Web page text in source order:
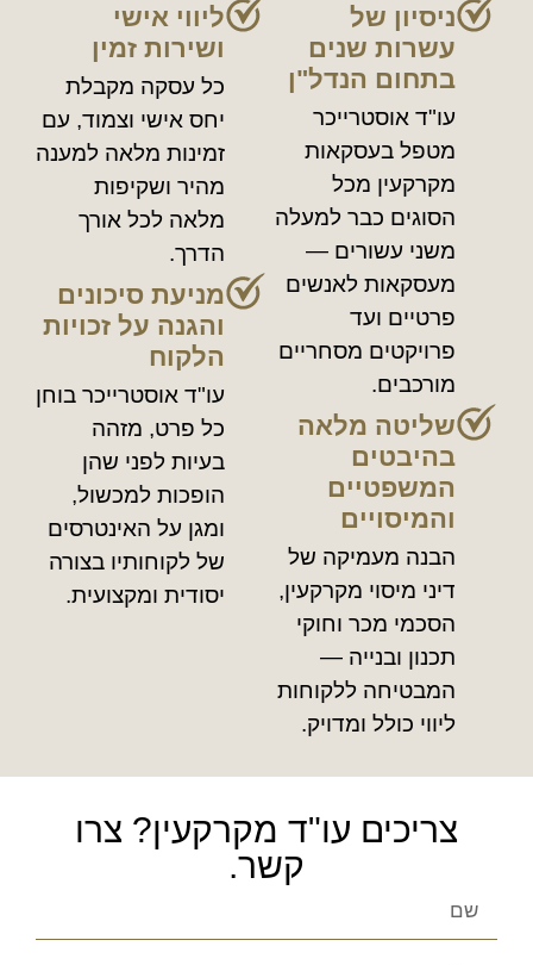
ניסיון של
עשרות שנים
בתחום הנדל"ן
עו"ד אוסטרייכר
מטפל בעסקאות
מקרקעין מכל
הסוגים כבר למעלה
משני עשורים —
מעסקאות לאנשים
פרטיים ועד
פרויקטים מסחריים
מורכבים.
שליטה מלאה
בהיבטים
המשפטיים
והמיסויים
הבנה מעמיקה של
דיני מיסוי מקרקעין,
הסכמי מכר וחוקי
תכנון ובנייה —
המבטיחה ללקוחות
ליווי כולל ומדויק.
ליווי אישי
ושירות זמין
כל עסקה מקבלת
יחס אישי וצמוד, עם
זמינות מלאה למענה
מהיר ושקיפות
מלאה לכל אורך
הדרך.
מניעת סיכונים
והגנה על זכויות
הלקוח
עו"ד אוסטרייכר בוחן
כל פרט, מזהה
בעיות לפני שהן
הופכות למכשול,
ומגן על האינטרסים
של לקוחותיו בצורה
יסודית ומקצועית.
צריכים עו"ד מקרקעין? צרו
קשר.